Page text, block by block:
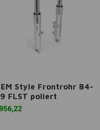
Warenkorb hinzufügen
Style Frontrohr 84-
FLST poliert